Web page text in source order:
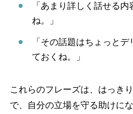
「あまり詳しく話せる
ね。」
「その話題はちょっと
ておくね。」
これらのフレーズは、はっき
で、自分の立場を守る助けにな